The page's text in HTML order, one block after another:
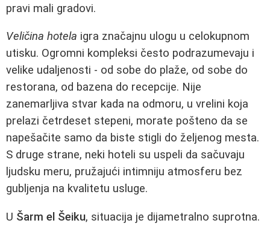
pravi mali gradovi.
Veličina hotela igra značajnu ulogu u celokupnom
utisku. Ogromni kompleksi često podrazumevaju i
velike udaljenosti - od sobe do plaže, od sobe do
restorana, od bazena do recepcije. Nije
zanemarljiva stvar kada na odmoru, u vrelini koja
prelazi četrdeset stepeni, morate pošteno da se
napešačite samo da biste stigli do željenog mesta.
S druge strane, neki hoteli su uspeli da sačuvaju
ljudsku meru, pružajući intimniju atmosferu bez
gubljenja na kvalitetu usluge.
U Šarm el Šeiku, situacija je dijametralno suprotna.